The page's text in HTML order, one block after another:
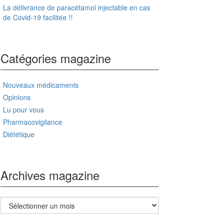
La délivrance de paracétamol injectable en cas
de Covid-19 facilitée !!
Catégories magazine
Nouveaux médicaments
Opinions
Lu pour vous
Pharmacovigilance
Diététique
Archives magazine
Archives
magazine